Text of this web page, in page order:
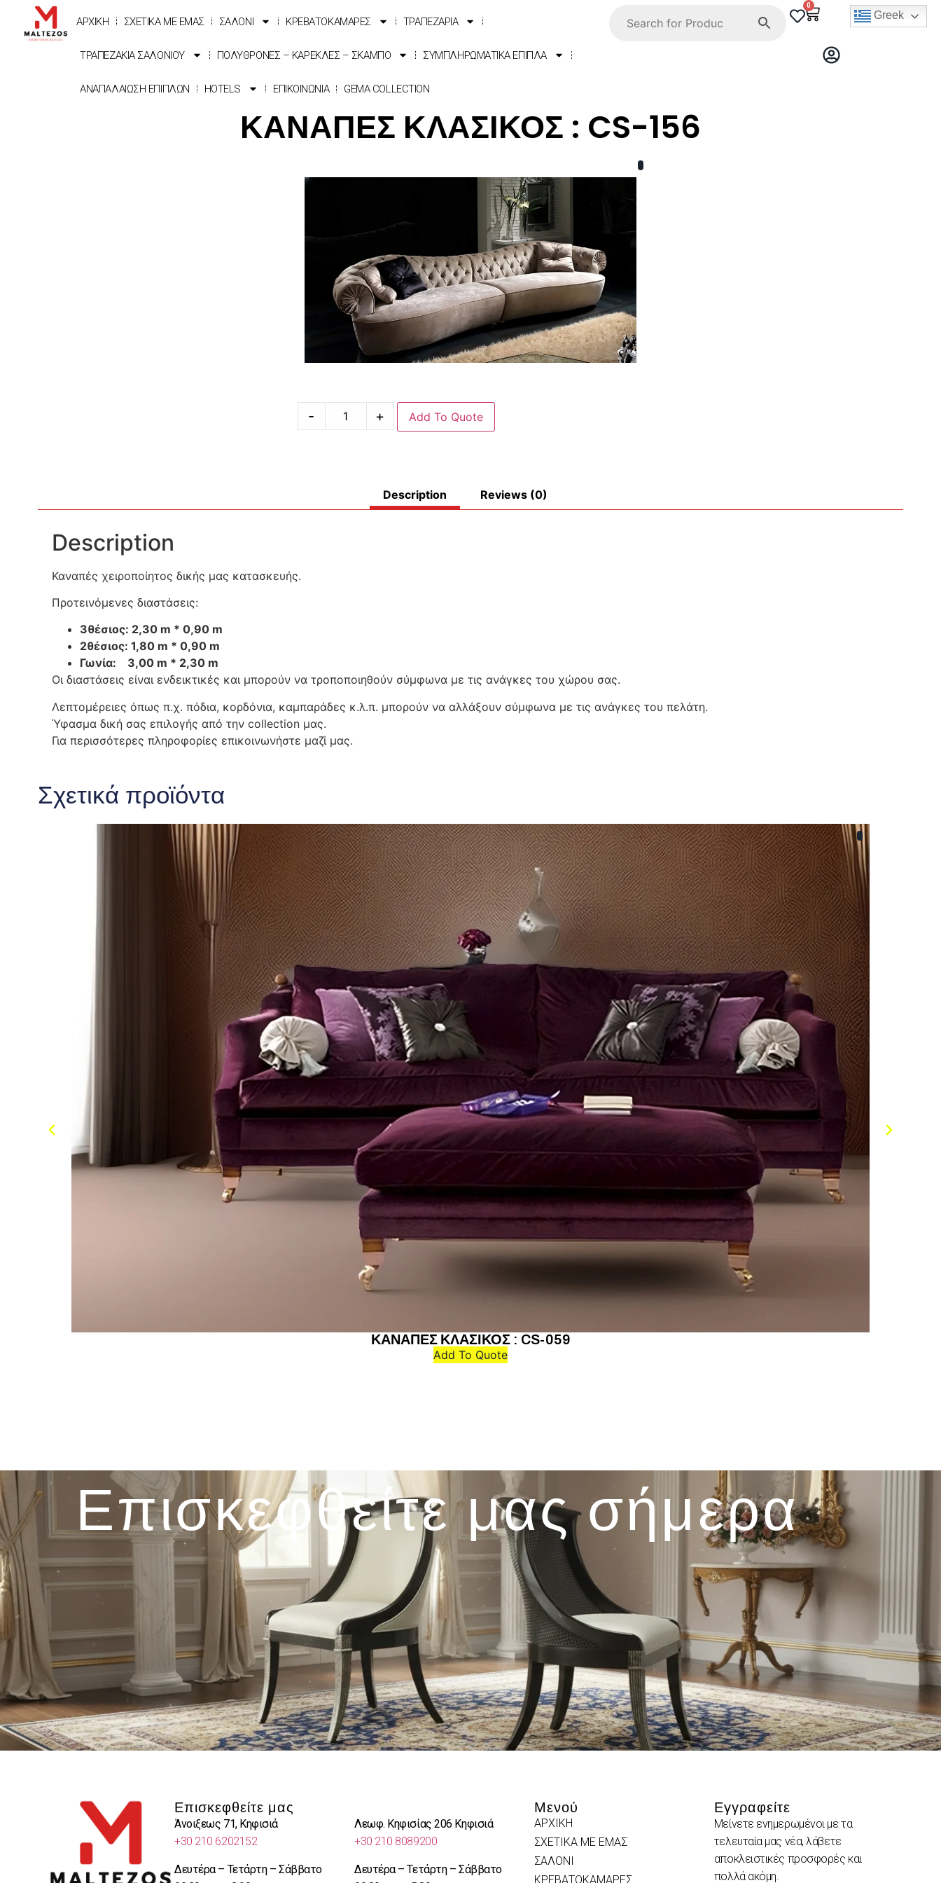
ΑΡΧΙΚΗ ΣΧΕΤΙΚΑ ΜΕ ΕΜΑΣ ΣΑΛΟΝΙ ΚΡΕΒΑΤΟΚΑΜΑΡΕΣ ΤΡΑΠΕΖΑΡΙΑ
ΤΡΑΠΕΖΑΚΙΑ ΣΑΛΟΝΙΟΥ ΠΟΛΥΘΡΟΝΕΣ – ΚΑΡΕΚΛΕΣ – ΣΚΑΜΠΟ ΣΥΜΠΛΗΡΩΜΑΤΙΚΑ ΕΠΙΠΛΑ
ΑΝΑΠΑΛΑΙΩΣΗ ΕΠΙΠΛΩΝ HOTELS ΕΠΙΚΟΙΝΩΝΙΑ GEMA COLLECTION
0
Greek
ΚΑΝΑΠΕΣ ΚΛΑΣΙΚΟΣ : CS-156
- + Add To Quote
Description Reviews (0)
Description
Καναπές χειροποίητος δικής μας κατασκευής.
Προτεινόμενες διαστάσεις:
3θέσιος: 2,30 m * 0,90 m
2θέσιος: 1,80 m * 0,90 m
Γωνία: 3,00 m * 2,30 m
Οι διαστάσεις είναι ενδεικτικές και μπορούν να τροποποιηθούν σύμφωνα με τις ανάγκες του χώρου σας.
Λεπτομέρειες όπως π.χ. πόδια, κορδόνια, καμπαράδες κ.λ.π. μπορούν να αλλάξουν σύμφωνα με τις ανάγκες του πελάτη.
Ύφασμα δική σας επιλογής από την collection μας.
Για περισσότερες πληροφορίες επικοινωνήστε μαζί μας.
Σχετικά προϊόντα
ΚΑΝΑΠΕΣ ΚΛΑΣΙΚΟΣ : CS-059
Add To Quote
Επισκεφθείτε μας σήμερα
Επισκεφθείτε μας
Άνοιξεως 71, Κηφισιά
+30 210 6202152
Δευτέρα – Τετάρτη – Σάββατο
Λεωφ. Κηφισίας 206 Κηφισιά
+30 210 8089200
Δευτέρα – Τετάρτη – Σάββατο
Μενού
ΑΡΧΙΚΗ
ΣΧΕΤΙΚΑ ΜΕ ΕΜΑΣ
ΣΑΛΟΝΙ
ΚΡΕΒΑΤΟΚΑΜΑΡΕΣ
Εγγραφείτε
Μείνετε ενημερωμένοι με τα
τελευταία μας νέα, λάβετε
αποκλειστικές προσφορές και
πολλά ακόμη.